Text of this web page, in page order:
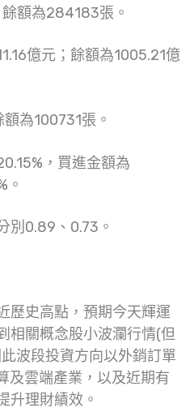
額為284183張。
億元；餘額為1005.21億
為100731張。
，買進金額為
。
別0.89、0.73。
歷史高點，預期今天輝運
相關概念股小波瀾行情(但
波段投資方向以外銷訂單
及雲端產業，以及近期有
升理財績效。